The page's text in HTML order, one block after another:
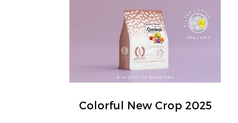
Colorful New Crop 2025